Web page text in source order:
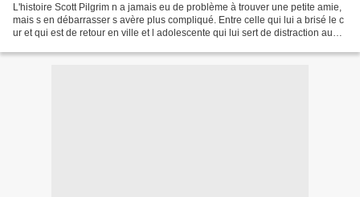
L'histoire Scott Pilgrim n a jamais eu de problème à trouver une petite amie,
mais s en débarrasser s avère plus compliqué. Entre celle qui lui a brisé le c
ur et qui est de retour en ville et l adolescente qui lui sert de distraction au